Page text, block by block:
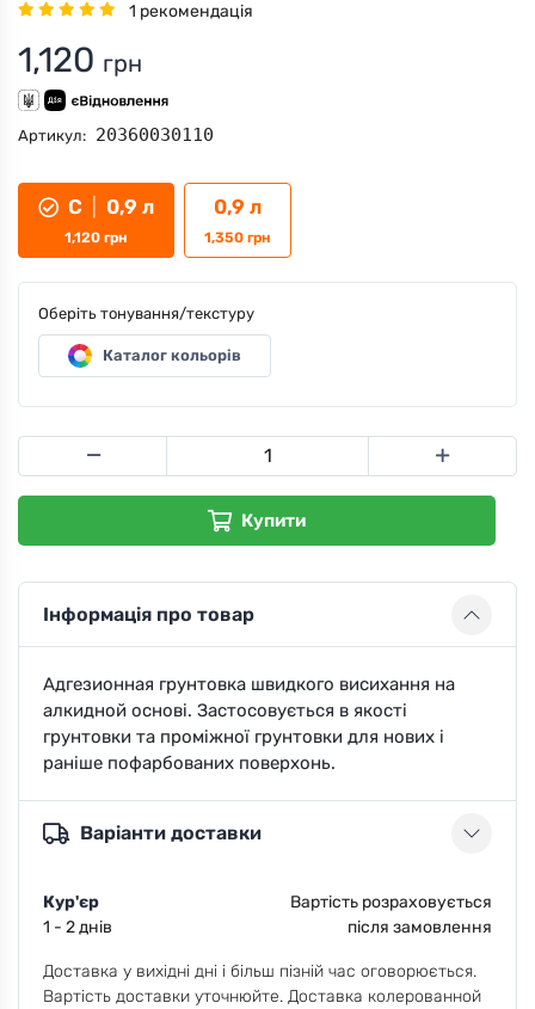
1 рекомендація
1,120 грн
Артикул: 20360030110
С 0,9 л
1,120 грн
0,9 л
1,350 грн
Оберіть тонування/текстуру
Каталог кольорів
Купити
Інформація про товар
Адгезионная грунтовка швидкого висихання на
алкидной основі. Застосовується в якості
грунтовки та проміжної грунтовки для нових і
раніше пофарбованих поверхонь.
Варіанти доставки
Кур'єр
1 - 2 днів
Вартість розраховується
після замовлення
Доставка у вихідні дні і більш пізній час оговорюється.
Вартість доставки уточнюйте. Доставка колерованной